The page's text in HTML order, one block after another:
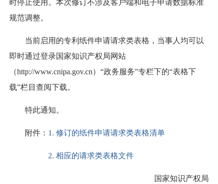
时停止使用。本次修订不涉及客户端和电子申请数据标准
规范调整。
当前启用的专利纸件申请请求类表格，当事人均可以
即时通过登录国家知识产权局网站
（http://www.cnipa.gov.cn）“政务服务”专栏下的“表格下
载”栏目查阅下载。
特此通知。
附件： 1. 修订的纸件申请请求类表格清单
2. 相应的请求类表格文件
国家知识产权局